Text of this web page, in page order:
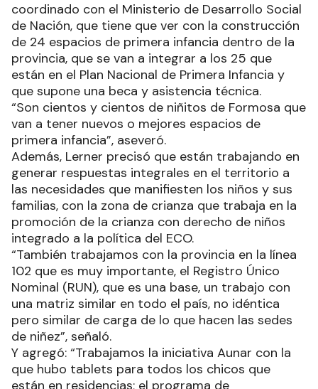
coordinado con el Ministerio de Desarrollo Social
de Nación, que tiene que ver con la construcción
de 24 espacios de primera infancia dentro de la
provincia, que se van a integrar a los 25 que
están en el Plan Nacional de Primera Infancia y
que supone una beca y asistencia técnica.
“Son cientos y cientos de niñitos de Formosa que
van a tener nuevos o mejores espacios de
primera infancia”, aseveró.
Además, Lerner precisó que están trabajando en
generar respuestas integrales en el territorio a
las necesidades que manifiesten los niños y sus
familias, con la zona de crianza que trabaja en la
promoción de la crianza con derecho de niños
integrado a la política del ECO.
“También trabajamos con la provincia en la línea
102 que es muy importante, el Registro Único
Nominal (RUN), que es una base, un trabajo con
una matriz similar en todo el país, no idéntica
pero similar de carga de lo que hacen las sedes
de niñez”, señaló.
Y agregó: “Trabajamos la iniciativa Aunar con la
que hubo tablets para todos los chicos que
están en residencias; el programa de